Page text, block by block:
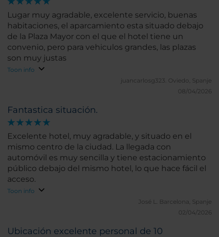
Lugar muy agradable, excelente servicio, buenas
habitaciones, el aparcamiento esta situado debajo
de la Plaza Mayor con el que el hotel tiene un
convenio, pero para vehiculos grandes, las plazas
son muy justas
Toon info
juancarlosg323. Oviedo, Spanje
08/04/2026
Fantastica situación.
Excelente hotel, muy agradable, y situado en el
mismo centro de la ciudad. La llegada con
automóvil es muy sencilla y tiene estacionamiento
público debajo del mismo hotel, lo que hace fácil el
acceso.
Toon info
José L. Barcelona, Spanje
02/04/2026
Ubicación excelente personal de 10